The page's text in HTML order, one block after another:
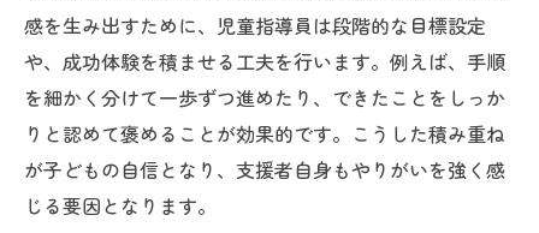
感を生み出すために、児童指導員は段階的な目標設定
や、成功体験を積ませる工夫を行います。例えば、手順
を細かく分けて一歩ずつ進めたり、できたことをしっか
りと認めて褒めることが効果的です。こうした積み重ね
が子どもの自信となり、支援者自身もやりがいを強く感
じる要因となります。